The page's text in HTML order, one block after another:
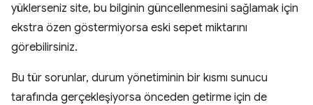
yüklerseniz site, bu bilginin güncellenmesini sağlamak için
ekstra özen göstermiyorsa eski sepet miktarını
görebilirsiniz.
Bu tür sorunlar, durum yönetiminin bir kısmı sunucu
tarafında gerçekleşiyorsa önceden getirme için de